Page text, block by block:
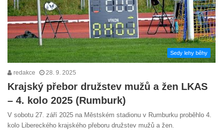
Sedy lehy běhy
redakce 28. 9. 2025
Krajský přebor družstev mužů a žen LKAS
– 4. kolo 2025 (Rumburk)
V sobotu 27. září 2025 na Městském stadionu v Rumburku proběhlo 4.
kolo Libereckého krajského přeboru družstev mužů a žen.